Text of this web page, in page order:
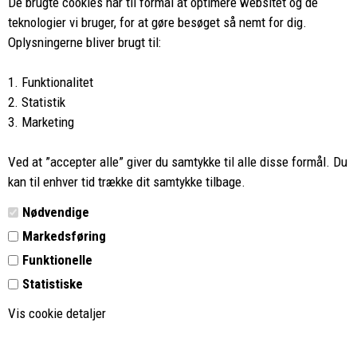
teknologier vi bruger, for at gøre besøget så nemt for dig.
Oplysningerne bliver brugt til:
1. Funktionalitet
2. Statistik
3. Marketing
Ved at ”accepter alle” giver du samtykke til alle disse formål. Du
kan til enhver tid trække dit samtykke tilbage.
Nødvendige
Markedsføring
Funktionelle
Statistiske
Vis cookie detaljer
8662 2113
Vi glæder os til at se dig